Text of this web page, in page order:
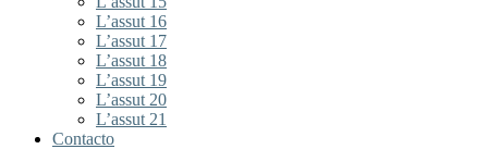
L’assut 16
L’assut 17
L’assut 18
L’assut 19
L’assut 20
L’assut 21
Contacto